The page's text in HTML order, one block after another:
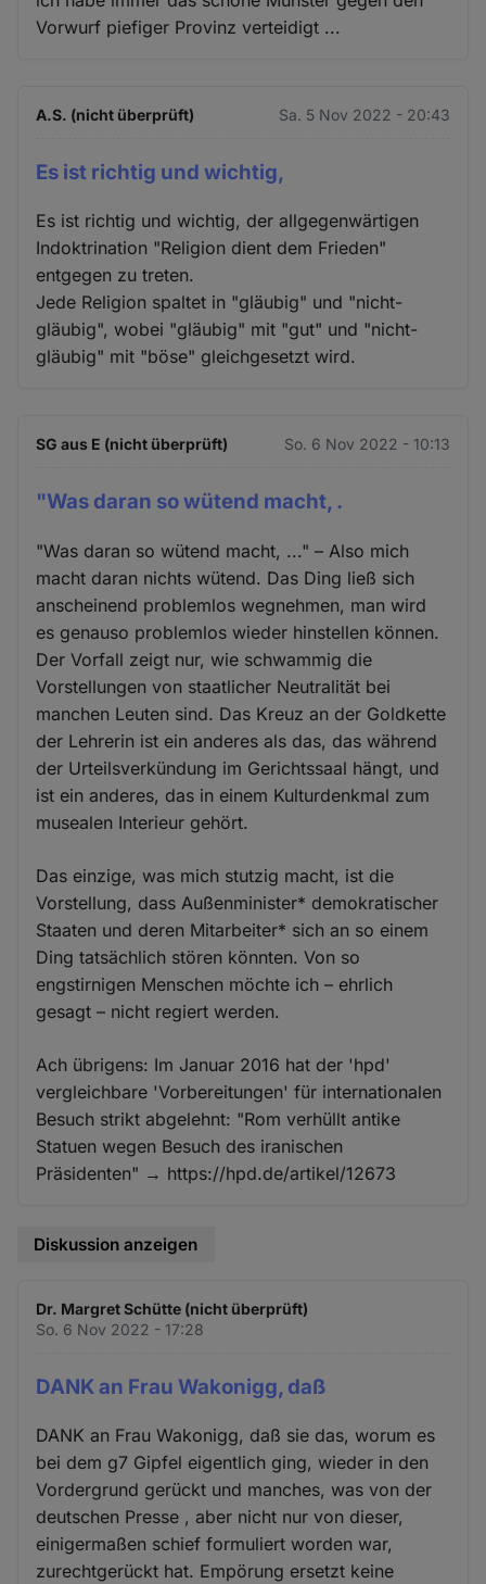
Vorwurf piefiger Provinz verteidigt ...
A.S. (nicht überprüft) Sa. 5 Nov 2022 - 20:43
Es ist richtig und wichtig,
Es ist richtig und wichtig, der allgegenwärtigen
Indoktrination "Religion dient dem Frieden"
entgegen zu treten.
Jede Religion spaltet in "gläubig" und "nicht-
gläubig", wobei "gläubig" mit "gut" und "nicht-
gläubig" mit "böse" gleichgesetzt wird.
SG aus E (nicht überprüft) So. 6 Nov 2022 - 10:13
"Was daran so wütend macht, .
"Was daran so wütend macht, ..." – Also mich
macht daran nichts wütend. Das Ding ließ sich
anscheinend problemlos wegnehmen, man wird
es genauso problemlos wieder hinstellen können.
Der Vorfall zeigt nur, wie schwammig die
Vorstellungen von staatlicher Neutralität bei
manchen Leuten sind. Das Kreuz an der Goldkette
der Lehrerin ist ein anderes als das, das während
der Urteilsverkündung im Gerichtssaal hängt, und
ist ein anderes, das in einem Kulturdenkmal zum
musealen Interieur gehört.
Das einzige, was mich stutzig macht, ist die
Vorstellung, dass Außenminister* demokratischer
Staaten und deren Mitarbeiter* sich an so einem
Ding tatsächlich stören könnten. Von so
engstirnigen Menschen möchte ich – ehrlich
gesagt – nicht regiert werden.
Ach übrigens: Im Januar 2016 hat der 'hpd'
vergleichbare 'Vorbereitungen' für internationalen
Besuch strikt abgelehnt: "Rom verhüllt antike
Statuen wegen Besuch des iranischen
Präsidenten" → https://hpd.de/artikel/12673
Diskussion anzeigen
Dr. Margret Schütte (nicht überprüft)
So. 6 Nov 2022 - 17:28
DANK an Frau Wakonigg, daß
DANK an Frau Wakonigg, daß sie das, worum es
bei dem g7 Gipfel eigentlich ging, wieder in den
Vordergrund gerückt und manches, was von der
deutschen Presse , aber nicht nur von dieser,
einigermaßen schief formuliert worden war,
zurechtgerückt hat. Empörung ersetzt keine